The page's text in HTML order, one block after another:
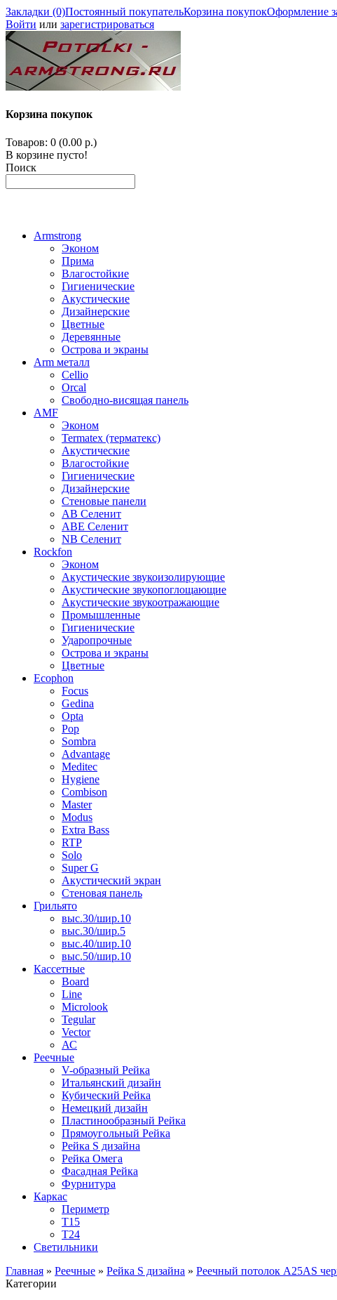
Закладки (0)Постоянный покупательКорзина покупокОформление
Войти или зарегистрироваться
Корзина покупок
Товаров: 0 (0.00 р.)
В корзине пусто!
Поиск
Armstrong
Эконом
Прима
Влагостойкие
Гигиенические
Акустические
Дизайнерские
Цветные
Деревянные
Острова и экраны
Arm металл
Cellio
Orcal
Свободно-висящая панель
AMF
Эконом
Termatex (терматекс)
Акустические
Влагостойкие
Гигиенические
Дизайнерские
Стеновые панели
AB Селенит
ABE Селенит
NB Селенит
Rockfon
Эконом
Акустические звукоизолирующие
Акустические звукопоглощающие
Акустические звукоотражающие
Промышленные
Гигиенические
Ударопрочные
Острова и экраны
Цветные
Ecophon
Focus
Gedina
Opta
Pop
Sombra
Advantage
Meditec
Hygiene
Combison
Master
Modus
Extra Bass
RTP
Solo
Super G
Акустический экран
Стеновая панель
Грильято
выс.30/шир.10
выс.30/шир.5
выс.40/шир.10
выс.50/шир.10
Кассетные
Board
Line
Microlook
Tegular
Vector
АС
Реечные
V-образный Рейка
Итальянский дизайн
Кубический Рейка
Немецкий дизайн
Пластинообразный Рейка
Прямоугольный Рейка
Рейка S дизайна
Рейка Омега
Фасадная Рейка
Фурнитура
Каркас
Периметр
Т15
Т24
Светильники
Главная » Реечные » Рейка S дизайна » Реечный потолок A25AS
Категории